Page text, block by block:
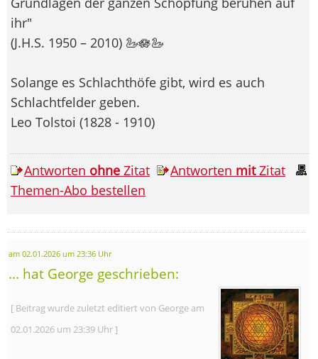
ihr"
(J.H.S. 1950 – 2010) 🦢🪷🦢
Solange es Schlachthöfe gibt, wird es auch
Schlachtfelder geben.
Leo Tolstoi (1828 - 1910)
Antworten ohne Zitat Antworten mitZitat
Themen-Abo bestellen
am 02.01.2026 um 23:36 Uhr
... hat George geschrieben:
[ Beitrag wurde zuletzt editiert von George am
02.01.2026 um 23:39 Uhr ]